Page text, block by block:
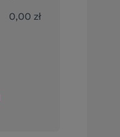
0,00 zł